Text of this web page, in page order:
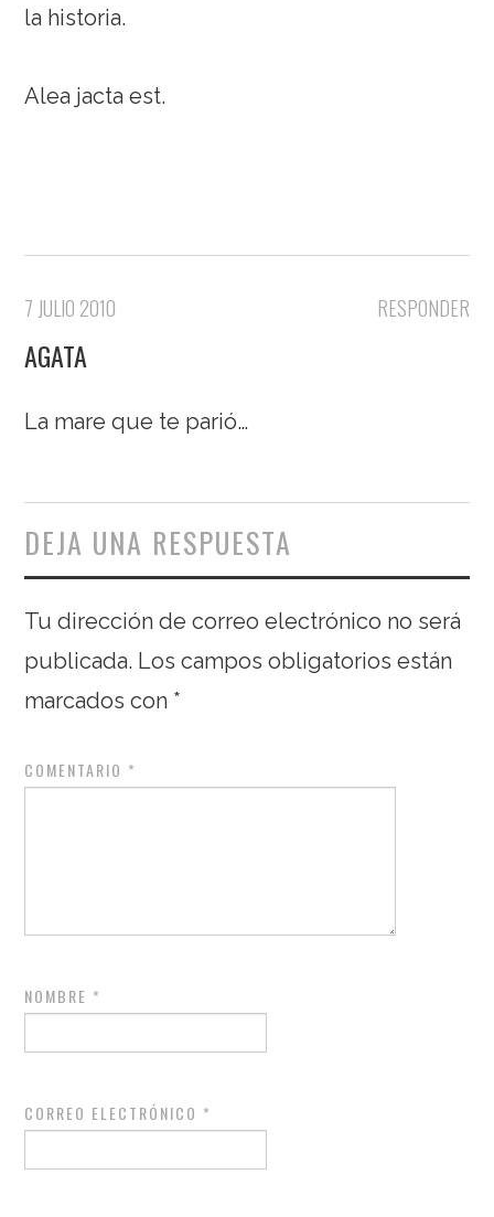
la historia.
Alea jacta est.
RESPONDER
7 JULIO 2010
AGATA
La mare que te parió…
DEJA UNA RESPUESTA
Tu dirección de correo electrónico no será
publicada. Los campos obligatorios están
marcados con *
COMENTARIO *
NOMBRE *
CORREO ELECTRÓNICO *